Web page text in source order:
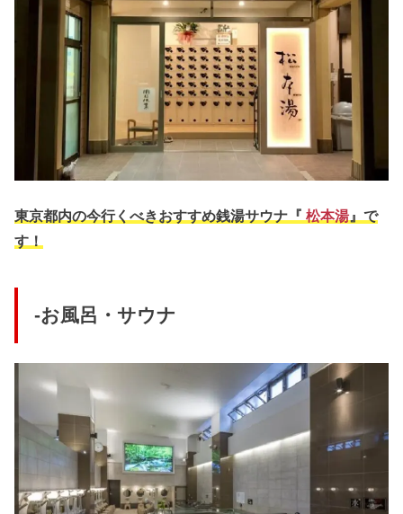
東京都内の今行くべきおすすめ銭湯サウナ『 松本湯』で
す！
-お風呂・サウナ